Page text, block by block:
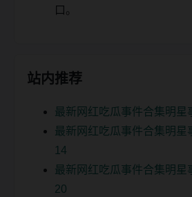
口。
站内推荐
最新网红吃瓜事件合集明星
最新网红吃瓜事件合集明星
14
最新网红吃瓜事件合集明星
20